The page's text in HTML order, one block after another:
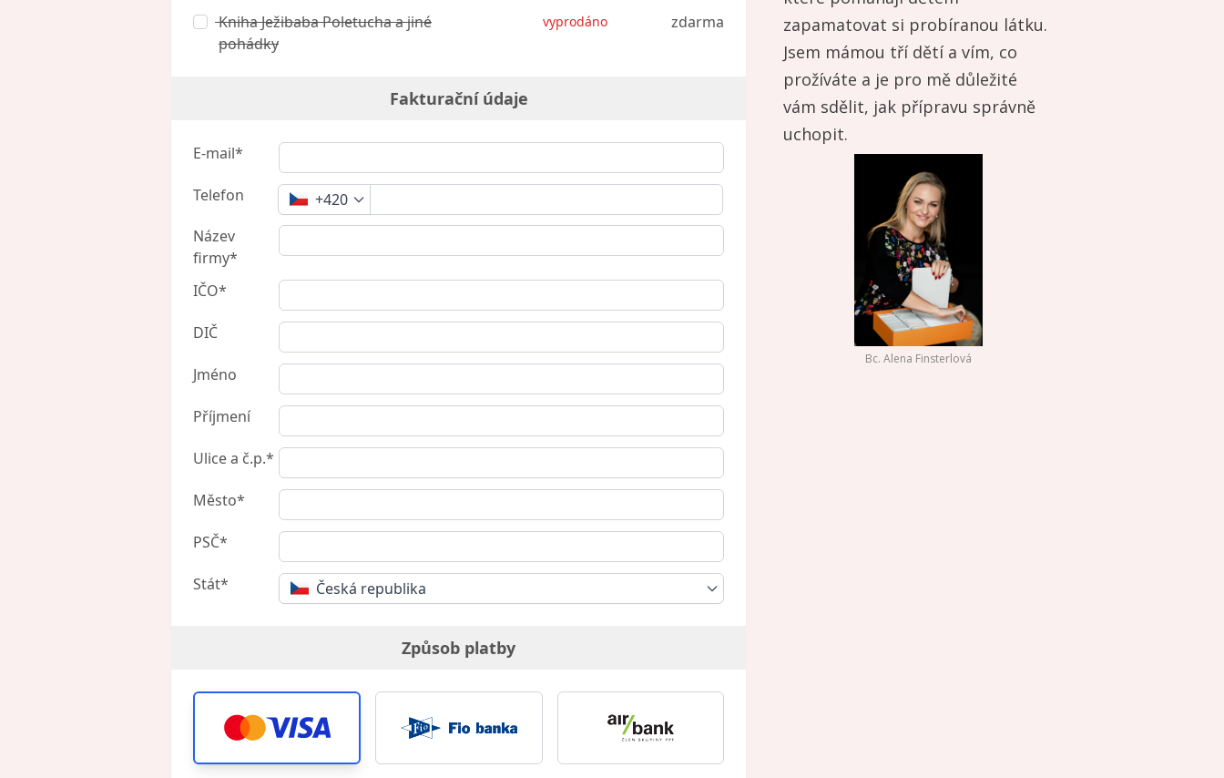
Kniha Ježibaba Poletucha a jiné
pohádky
vyprodáno zdarma
Fakturační údaje
E-mail*
Telefon
+420
Název
firmy*
IČO*
DIČ
Jméno
Příjmení
Ulice a č.p.*
Město*
PSČ*
Stát* Česká republika
Způsob platby
zapamatovat si probíranou látku.
Jsem mámou tří dětí a vím, co
prožíváte a je pro mě důležité
vám sdělit, jak přípravu správně
uchopit.
Bc. Alena Finsterlová